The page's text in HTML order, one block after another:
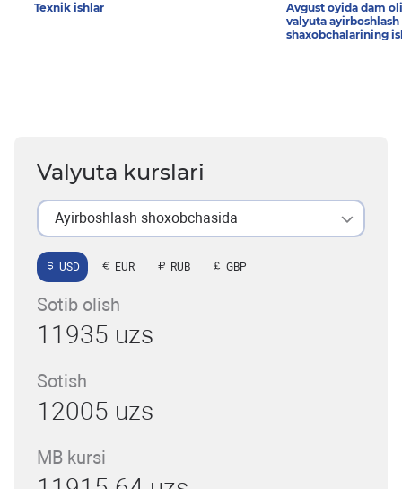
Texnik ishlar
Avgust oyida dam
valyuta ayirboshlash
shaxobchalarining
Valyuta kurslari
Ayirboshlash shoxobchasida
USD EUR RUB GBP
Sotib olish
11935 uzs
Sotish
12005 uzs
MB kursi